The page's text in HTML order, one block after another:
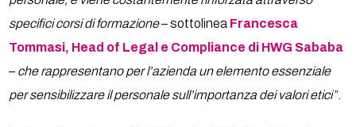
specifici corsi di formazione– sottolinea Francesca
Tommasi, Head of Legal e Compliance di HWG Sababa
– che rappresentano per l’azienda un elemento essenziale
per sensibilizzare il personale sull’importanza dei valori etici”.